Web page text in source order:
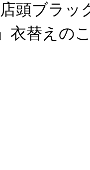
頭ブラッ
衣替えの